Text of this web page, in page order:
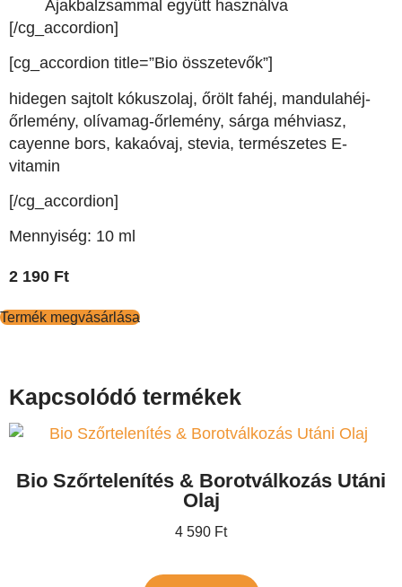
Ajakbalzsammal együtt használva
[/cg_accordion]
[cg_accordion title=”Bio összetevők”]
hidegen sajtolt kókuszolaj, őrölt fahéj, mandulahéj-
őrlemény, olívamag-őrlemény, sárga méhviasz,
cayenne bors, kakaóvaj, stevia, természetes E-
vitamin
[/cg_accordion]
Mennyiség: 10 ml
2 190 Ft
Termék megvásárlása
Kapcsolódó termékek
Bio Szőrtelenítés & Borotválkozás Utáni
Olaj
4 590 Ft